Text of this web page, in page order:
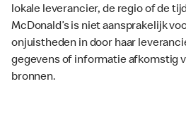
lokale leverancier, de regio of de
McDonald’s is niet aansprakelijk
onjuistheden in door haar
gegevens of informatie afkomstig
bronnen.